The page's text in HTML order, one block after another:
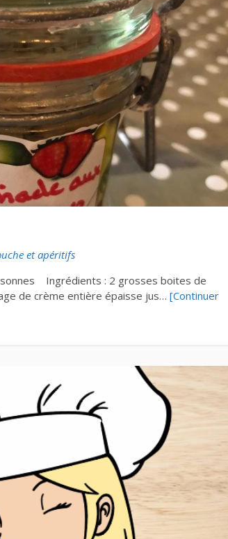
et apéritifs
Ingrédients : 2 grosses boites de
de crème entière épaisse jus… [Continuer